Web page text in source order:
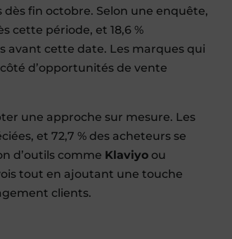
fin octobre. Selon une enquête,
cette période, et 18,6 %
avant cette date. Les marques qui
d’opportunités de vente
une approche sur mesure. Les
et 72,7 % des acheteurs se
d’outils comme Klaviyo ou
tout en ajoutant une touche
clients.